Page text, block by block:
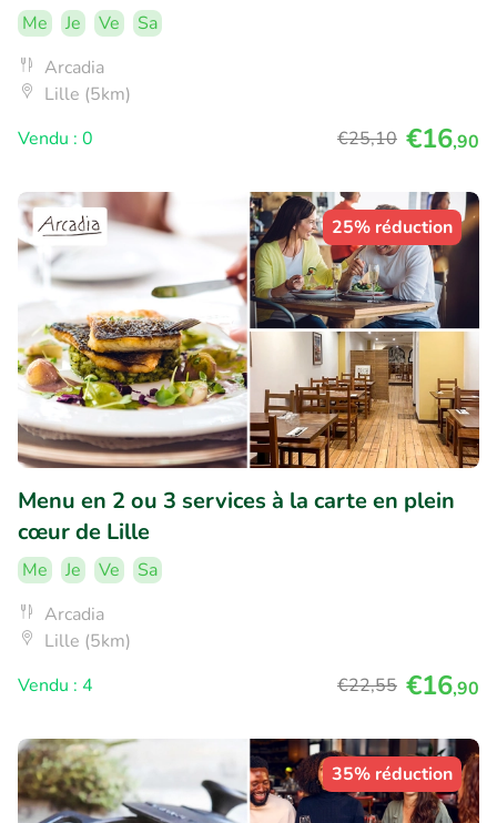
Me Je Ve
Sa
Arcadia
Lille (5km)
Vendu : 0
€25,10 €16,90
25% réduction
Menu en 2 ou 3 services à la carte en plein
cœur de Lille
Me Je Ve
Sa
Arcadia
Lille (5km)
Vendu : 4
€22,55 €16,90
35% réduction